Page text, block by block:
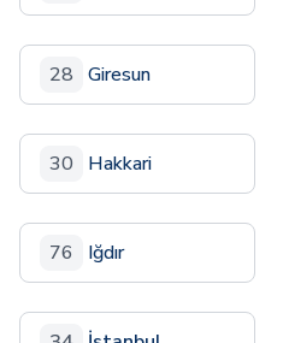
28 Giresun
30 Hakkari
76 Iğdır